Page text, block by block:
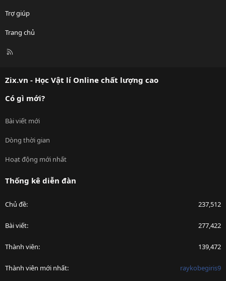
Trợ giúp
Trang chủ
R
Zix.vn - Học Vật lí Online chất lượng cao
Có gì mới?
Bài viết mới
Dòng thời gian
Hoạt động mới nhất
Thống kê diễn đàn
Chủ đề 237,512
Bài viết 277,422
Thành viên 139,472
Thành viên mới nhất raykobegiris9